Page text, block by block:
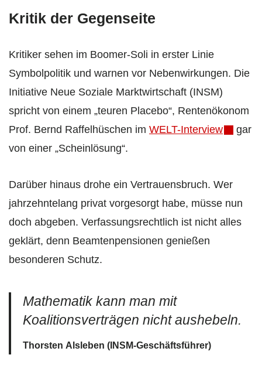
Kritik der Gegenseite
Kritiker sehen im Boomer‑Soli in erster Linie
Symbolpolitik und warnen vor Nebenwirkungen. Die
Initiative Neue Soziale Marktwirtschaft (INSM)
spricht von einem „teuren Placebo“, Rentenökonom
Prof. Bernd Raffelhüschen im WELT-Interview
gar
von einer „Scheinlösung“.
Darüber hinaus drohe ein Vertrauensbruch. Wer
jahrzehntelang privat vorgesorgt habe, müsse nun
doch abgeben. Verfassungsrechtlich ist nicht alles
geklärt, denn Beamtenpensionen genießen
besonderen Schutz.
Mathematik kann man mit
Koalitionsverträgen nicht aushebeln.
Thorsten Alsleben (INSM‑Geschäftsführer)